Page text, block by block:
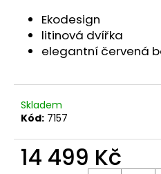
Ekodesign
litinová dvířka
elegantní červená
Skladem
Kód: 7157
14 499 Kč
p
o
r
u